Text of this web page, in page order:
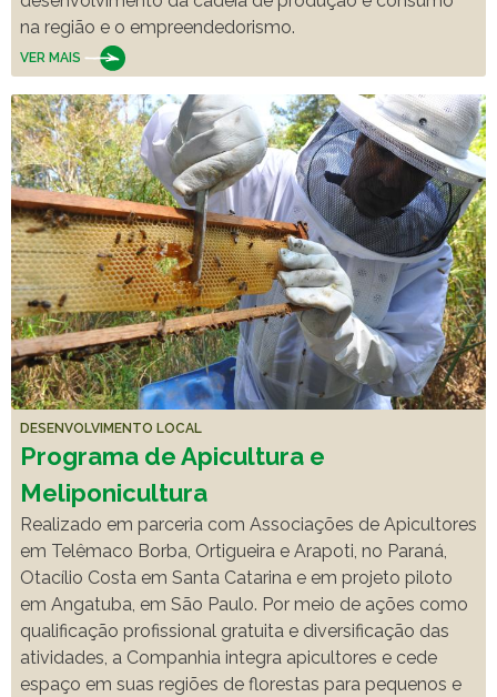
na região e o empreendedorismo.
VER MAIS
DESENVOLVIMENTO LOCAL
Programa de Apicultura e
Meliponicultura
Realizado em parceria com Associações de Apicultores
em Telêmaco Borba, Ortigueira e Arapoti, no Paraná,
Otacílio Costa em Santa Catarina e em projeto piloto
em Angatuba, em São Paulo. Por meio de ações como
qualificação profissional gratuita e diversificação das
atividades, a Companhia integra apicultores e cede
espaço em suas regiões de florestas para pequenos e